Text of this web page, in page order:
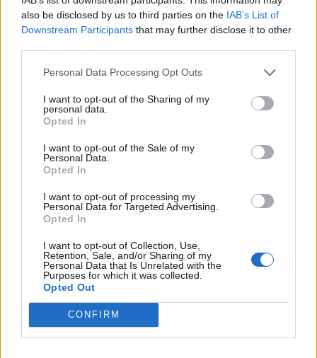
also be disclosed by us to third parties on the IAB’s List of
Downstream Participants that may further disclose it to other
Personal Data Processing Opt Outs
I want to opt-out of the Sharing of my
personal data.
Opted In
I want to opt-out of the Sale of my
Personal Data.
Opted In
I want to opt-out of processing my
Personal Data for Targeted Advertising.
Opted In
I want to opt-out of Collection, Use,
Retention, Sale, and/or Sharing of my
Personal Data that Is Unrelated with the
Purposes for which it was collected.
Opted Out
CONFIRM
gato em vez de garras de leão
07/08/2026
Continental
Ricardo Carvalho
Related Posts